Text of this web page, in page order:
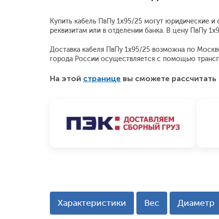
Купить кабель ПвПу 1x95/25 могут юридические
реквизитам или в отделении банка. В цену ПвПу
Доставка кабеля ПвПу 1x95/25 возможна по
города России осуществляется с помощью
На этой странице вы сможете
Характеристики Вес Диаметр